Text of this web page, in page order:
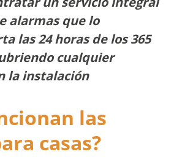
alarmas que lo
las 24 horas de los 365
cualquier
la instalación
las
casas?